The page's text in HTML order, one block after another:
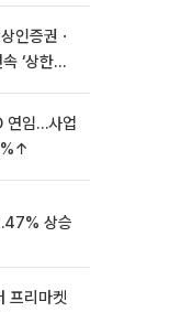
인증권ㆍ
‘상한
연임…사업
상승
프리마켓